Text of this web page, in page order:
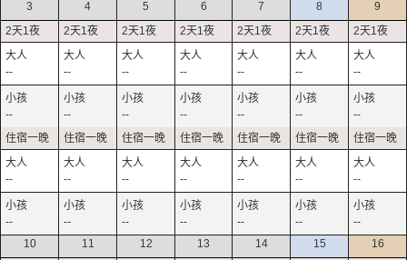
3
--
--
--
--
4
--
--
--
--
5
--
--
--
--
6
--
--
--
--
7
--
--
--
--
8
--
--
--
--
9
--
--
--
--
10
11 12 13 14 15 16